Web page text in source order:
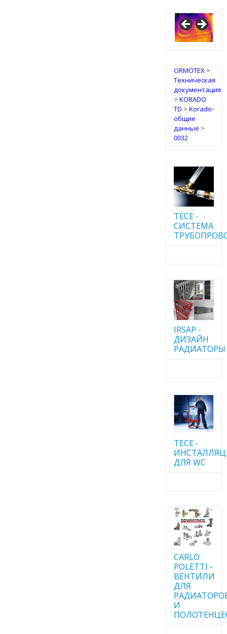
IRSAP
Design
Radiators
ORMOTEX>
Техническая
документация
> KORADO
TD > Korado-
общие
данные >
0032
TECE -
CИСТЕМА
IRSAP -
ДИЗАЙН
РАДИАТОРЫ
TECE -
ДЛЯ WC
CARLO
POLETTI -
ВЕНТИЛИ
ДЛЯ
И